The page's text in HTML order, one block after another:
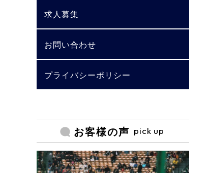
求人募集
お問い合わせ
プライバシーポリシー
お客様の声 pick up